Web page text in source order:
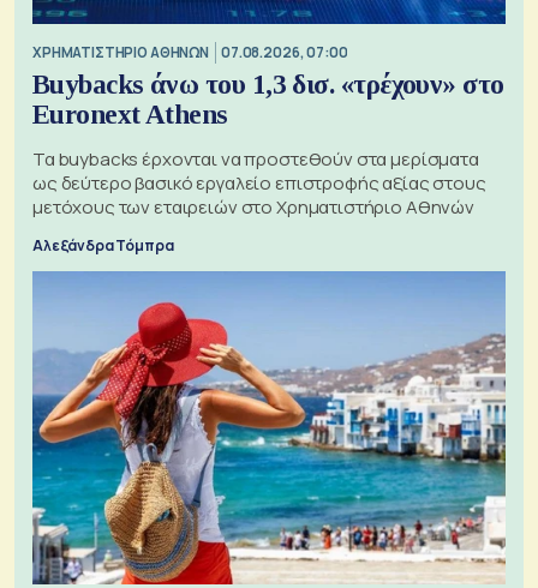
XΡΗΜΑΤΙΣΤΗΡΙΟ ΑΘΗΝΩΝ 07.08.2026, 07:00
Buybacks άνω του 1,3 δισ. «τρέχουν» στο
Euronext Athens
Τα buybacks έρχονται να προστεθούν στα μερίσματα
ως δεύτερο βασικό εργαλείο επιστροφής αξίας στους
μετόχους των εταιρειών στο Χρηματιστήριο Αθηνών
Αλεξάνδρα Τόμπρα